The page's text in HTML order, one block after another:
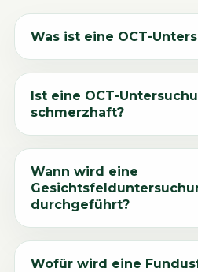
Was ist eine OCT-
Ist eine OCT-
schmerzhaft?
Wann wird eine
durchgeführt?
Wofür wird eine